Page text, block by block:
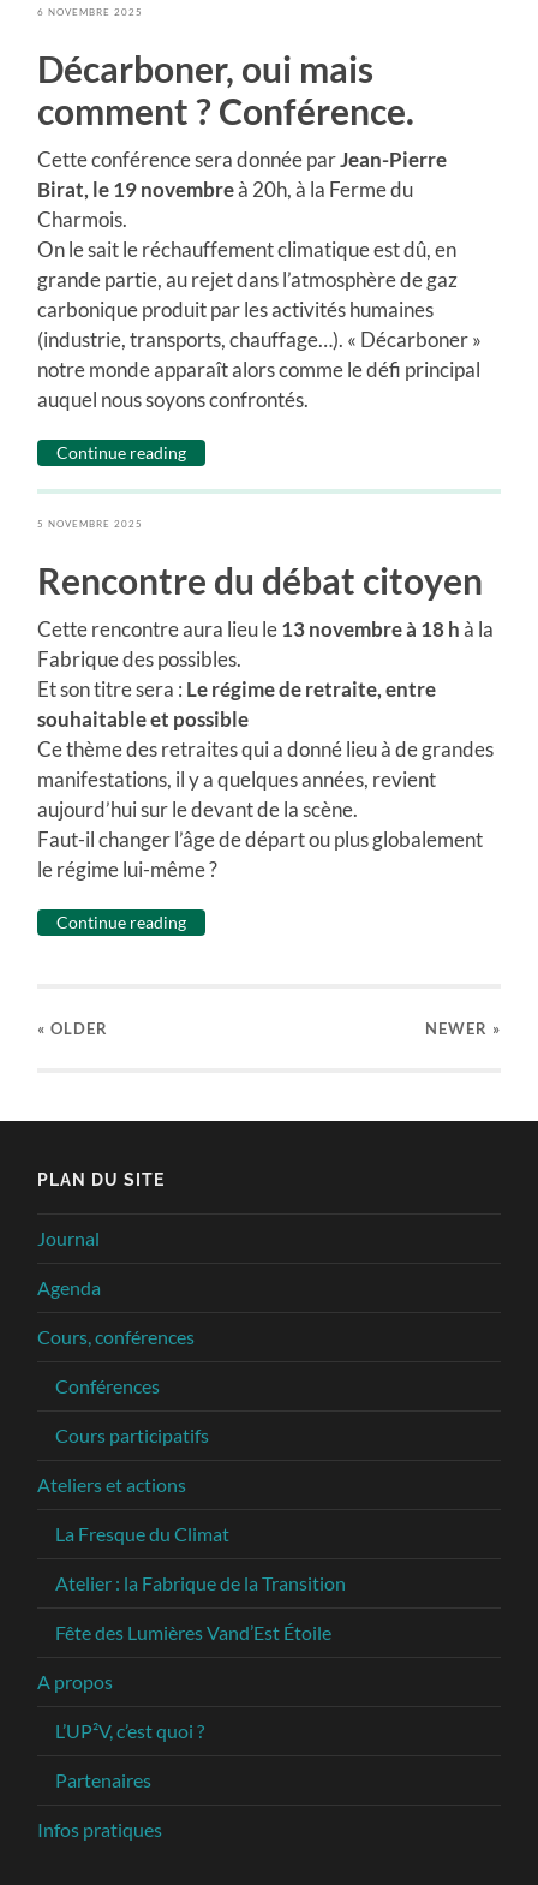
6 NOVEMBRE 2025
Décarboner, oui mais
comment ? Conférence.
Cette conférence sera donnée parJean-Pierre
Birat, le 19 novembreà 20h, à la Ferme du
Charmois.
On le sait le réchauffement climatique est dû, en
grande partie, au rejet dans l’atmosphère de gaz
carbonique produit par les activités humaines
(industrie, transports, chauffage…). « Décarboner »
notre monde apparaît alors comme le défi principal
auquel nous soyons confrontés.
Continue reading
5 NOVEMBRE 2025
Rencontre du débat citoyen
Cette rencontre aura lieu le13 novembre à 18 hà la
Fabrique des possibles.
Et son titre sera : Le régime de retraite, entre
souhaitable et possible
Ce thème des retraites qui a donné lieu à de grandes
manifestations, il y a quelques années, revient
aujourd’hui sur le devant de la scène.
Faut-il changer l’âge de départ ou plus globalement
le régime lui-même ?
Continue reading
« OLDER NEWER »
PLAN DU SITE
Journal
Agenda
Cours, conférences
Conférences
Cours participatifs
Ateliers et actions
La Fresque du Climat
Atelier : la Fabrique de la Transition
Fête des Lumières Vand’Est Étoile
A propos
L’UP²V, c’est quoi ?
Partenaires
Infos pratiques